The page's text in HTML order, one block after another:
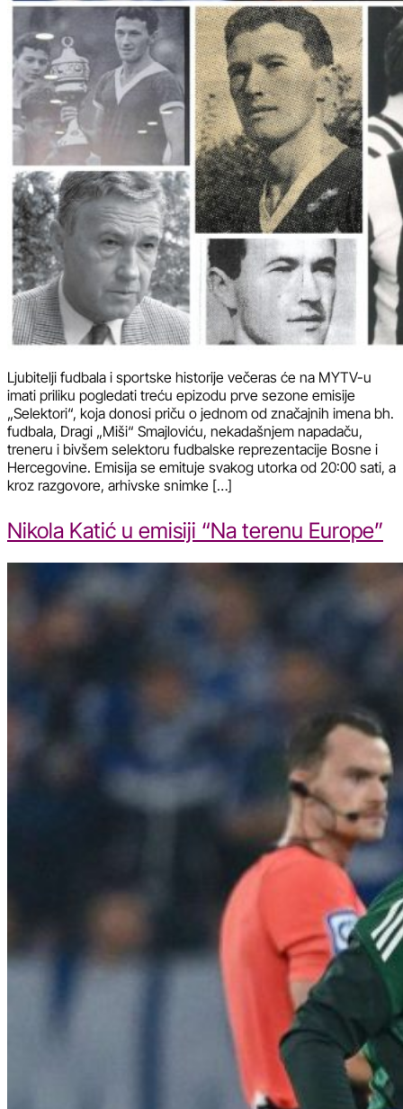
Ljubitelji fudbala i sportske historije večeras će na MYTV-u
imati priliku pogledati treću epizodu prve sezone emisije
„Selektori“, koja donosi priču o jednom od značajnih imena bh.
fudbala, Dragi „Miši“ Smajloviću, nekadašnjem napadaču,
treneru i bivšem selektoru fudbalske reprezentacije Bosne i
Hercegovine. Emisija se emituje svakog utorka od 20:00 sati, a
kroz razgovore, arhivske snimke […]
Nikola Katić u emisiji “Na terenu Europe”